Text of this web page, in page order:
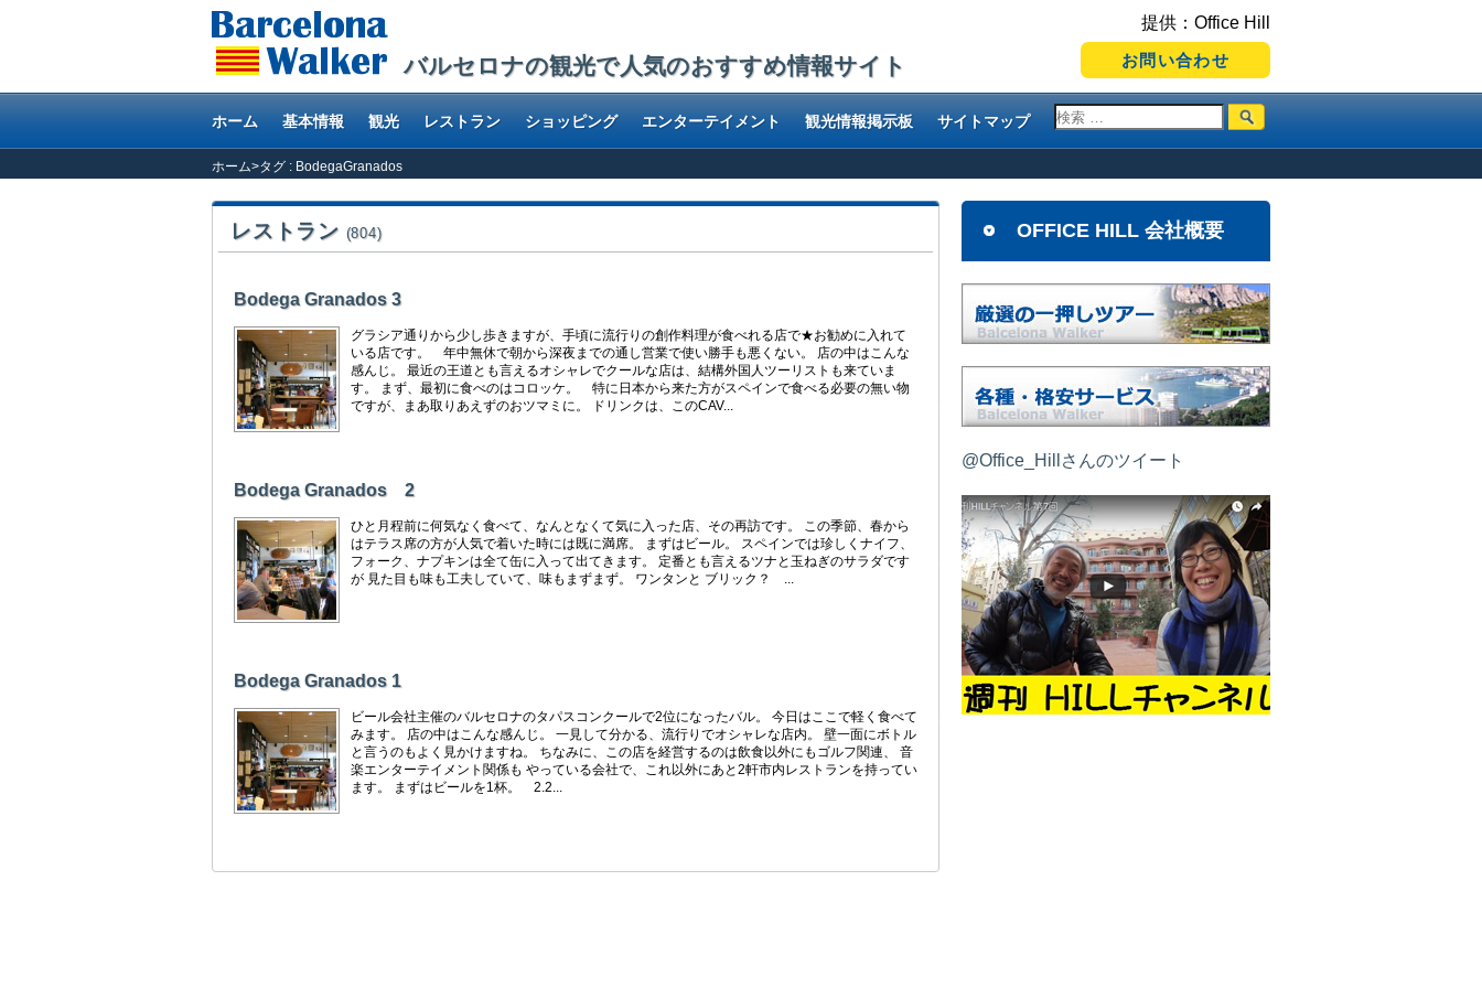
バルセロナの観光で人気のおすすめ情報サイト
提供：Office Hill
お問い合わせ
ホーム 基本情報 観光 レストラン ショッピング エンターテイメント 観光情報掲示板 サイトマップ
ホーム>タグ : BodegaGranados
レストラン (804)
Bodega Granados 3
グラシア通りから少し歩きますが、手頃に流行りの創作料理が食べれる店で★お勧めに入れて
いる店です。 年中無休で朝から深夜までの通し営業で使い勝手も悪くない。 店の中はこんな
感んじ。 最近の王道とも言えるオシャレでクールな店は、結構外国人ツーリストも来ていま
す。 まず、最初に食べのはコロッケ。 特に日本から来た方がスペインで食べる必要の無い物
ですが、まあ取りあえずのおツマミに。 ドリンクは、このCAV...
Bodega Granados 2
ひと月程前に何気なく食べて、なんとなくて気に入った店、その再訪です。 この季節、春から
はテラス席の方が人気で着いた時には既に満席。 まずはビール。 スペインでは珍しくナイフ、
フォーク、ナプキンは全て缶に入って出てきます。 定番とも言えるツナと玉ねぎのサラダです
が 見た目も味も工夫していて、味もまずまず。 ワンタンと ブリック？ ...
Bodega Granados 1
ビール会社主催のバルセロナのタパスコンクールで2位になったバル。 今日はここで軽く食べて
みます。 店の中はこんな感んじ。 一見して分かる、流行りでオシャレな店内。 壁一面にボトル
と言うのもよく見かけますね。 ちなみに、この店を経営するのは飲食以外にもゴルフ関連、 音
楽エンターテイメント関係も やっている会社で、これ以外にあと2軒市内レストランを持ってい
ます。 まずはビールを1杯。 2.2...
OFFICE HILL 会社概要
@Office_Hillさんのツイート